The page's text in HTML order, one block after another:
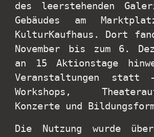
des leerstehenden
Gebäudes am
KulturKaufhaus. Dort
November bis zum 6.
an 15 Aktionstage
Veranstaltungen statt
Workshops,
Konzerte und
Die Nutzung wurde